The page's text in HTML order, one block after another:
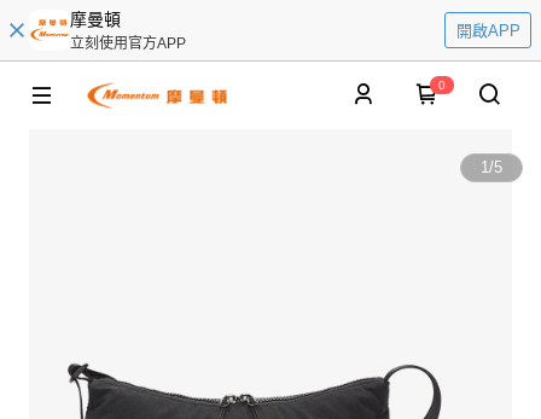
摩曼頓
立刻使用官方APP
開啟APP
0
1/5